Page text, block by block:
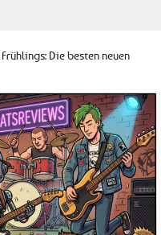
Die besten neuen